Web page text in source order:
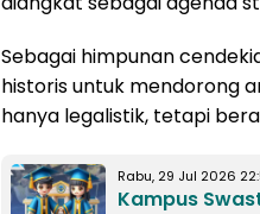
Sebagai himpunan
historis untuk mendorong
hanya legalistik, tetapi
Rabu, 29 Jul 2026
Kampus